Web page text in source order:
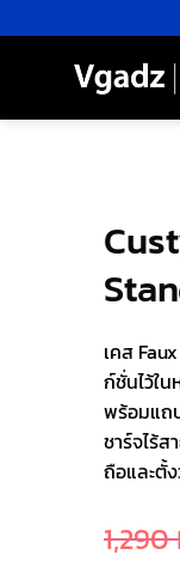
ไป
เคส
ก์ชั่นไว้ใ
พร้อมแถ
ชาร์จไร้
ถือและตั้
1,290